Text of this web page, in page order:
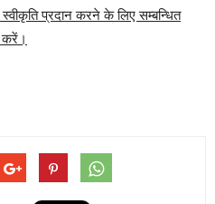
प्रदान करने के लिए सम्बन्धित
करें।